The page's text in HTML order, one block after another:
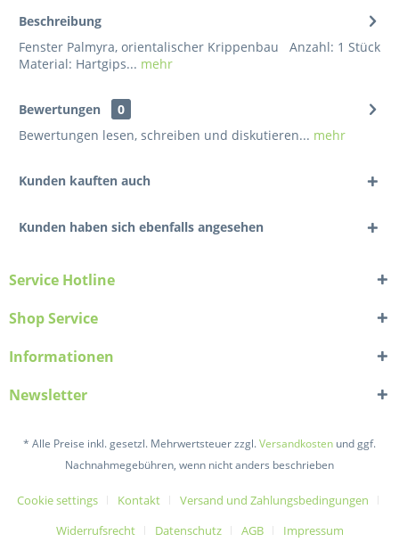
Beschreibung
Fenster Palmyra, orientalischer Krippenbau Anzahl: 1 Stück
Material: Hartgips... mehr
Bewertungen
0
Bewertungen lesen, schreiben und diskutieren... mehr
Kunden kauften auch
Kunden haben sich ebenfalls angesehen
Service Hotline
Shop Service
Informationen
Newsletter
* Alle Preise inkl. gesetzl. Mehrwertsteuer zzgl.Versandkosten und ggf.
Nachnahmegebühren, wenn nicht anders beschrieben
Cookie settings Kontakt
Versand und Zahlungsbedingungen
Widerrufsrecht
Datenschutz AGB Impressum